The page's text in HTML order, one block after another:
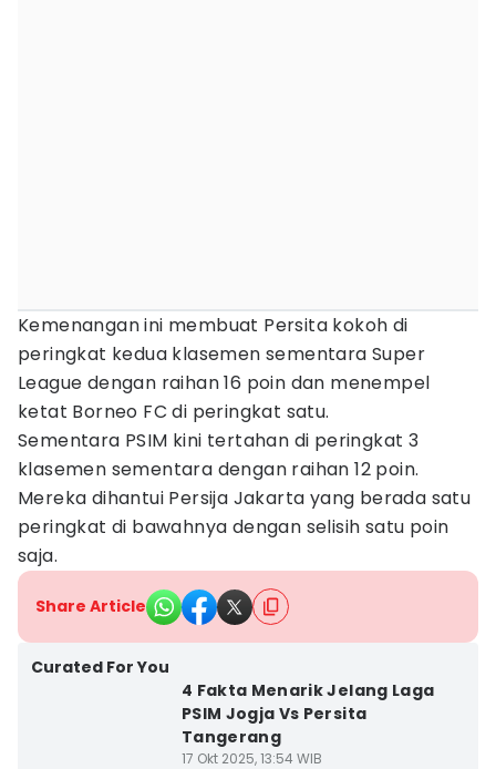
Kemenangan ini membuat Persita kokoh di
peringkat kedua klasemen sementara Super
League dengan raihan 16 poin dan menempel
ketat Borneo FC di peringkat satu.
Sementara PSIM kini tertahan di peringkat 3
klasemen sementara dengan raihan 12 poin.
Mereka dihantui Persija Jakarta yang berada satu
peringkat di bawahnya dengan selisih satu poin
saja.
Share Article
Curated For You
4 Fakta Menarik Jelang Laga
PSIM Jogja Vs Persita
Tangerang
17 Okt 2025, 13:54 WIB